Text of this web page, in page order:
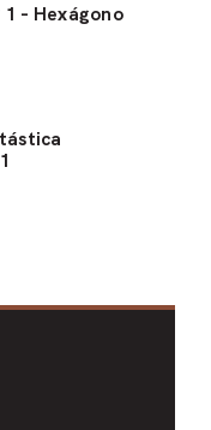
- Hexágono